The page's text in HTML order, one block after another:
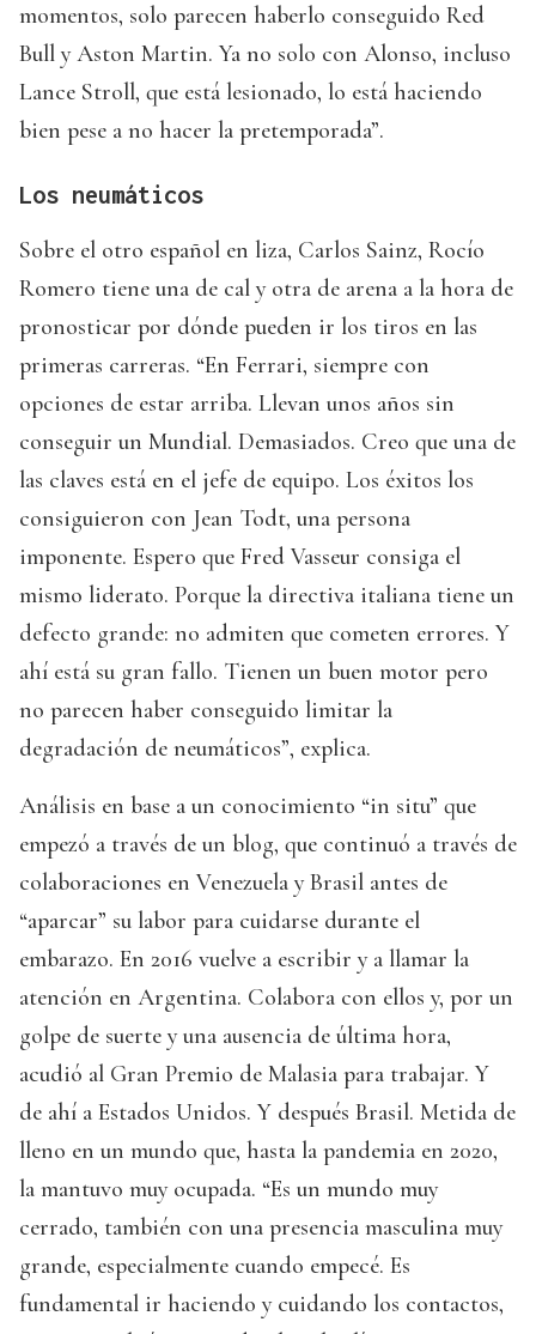
momentos, solo parecen haberlo conseguido Red
Bull y Aston Martin. Ya no solo con Alonso, incluso
Lance Stroll, que está lesionado, lo está haciendo
bien pese a no hacer la pretemporada”.
Los neumáticos
Sobre el otro español en liza, Carlos Sainz, Rocío
Romero tiene una de cal y otra de arena a la hora de
pronosticar por dónde pueden ir los tiros en las
primeras carreras. “En Ferrari, siempre con
opciones de estar arriba. Llevan unos años sin
conseguir un Mundial. Demasiados. Creo que una de
las claves está en el jefe de equipo. Los éxitos los
consiguieron con Jean Todt, una persona
imponente. Espero que Fred Vasseur consiga el
mismo liderato. Porque la directiva italiana tiene un
defecto grande: no admiten que cometen errores. Y
ahí está su gran fallo. Tienen un buen motor pero
no parecen haber conseguido limitar la
degradación de neumáticos”, explica.
Análisis en base a un conocimiento “in situ” que
empezó a través de un blog, que continuó a través de
colaboraciones en Venezuela y Brasil antes de
“aparcar” su labor para cuidarse durante el
embarazo. En 2016 vuelve a escribir y a llamar la
atención en Argentina. Colabora con ellos y, por un
golpe de suerte y una ausencia de última hora,
acudió al Gran Premio de Malasia para trabajar. Y
de ahí a Estados Unidos. Y después Brasil. Metida de
lleno en un mundo que, hasta la pandemia en 2020,
la mantuvo muy ocupada. “Es un mundo muy
cerrado, también con una presencia masculina muy
grande, especialmente cuando empecé. Es
fundamental ir haciendo y cuidando los contactos,